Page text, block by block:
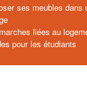
ses meubles dans
liées au
pour les étudiants